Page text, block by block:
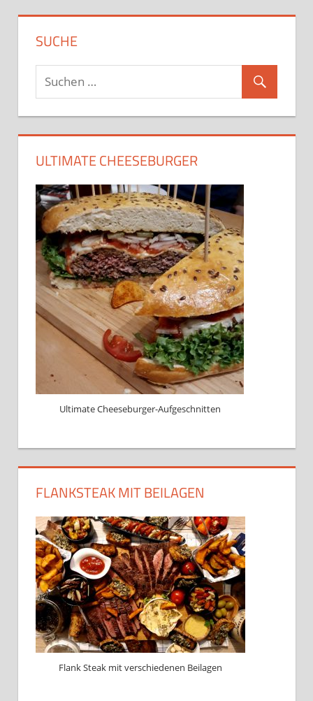
SUCHE
ULTIMATE CHEESEBURGER
Ultimate Cheeseburger-Aufgeschnitten
FLANKSTEAK MIT BEILAGEN
Flank Steak mit verschiedenen Beilagen